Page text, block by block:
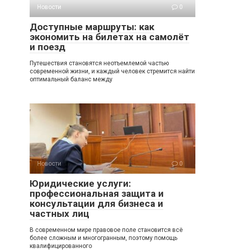
Новости
0
Доступные маршруты: как
экономить на билетах на самолёт
и поезд
Путешествия становятся неотъемлемой частью
современной жизни, и каждый человек стремится найти
оптимальный баланс между
Новости 0
Юридические услуги:
профессиональная защита и
консультации для бизнеса и
частных лиц
В современном мире правовое поле становится всё
более сложным и многогранным, поэтому помощь
квалифицированного